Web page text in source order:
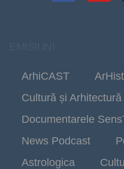
ArhiCAST
Cultură și Arhitectură
Documentarele
News Podcast
Astrologica